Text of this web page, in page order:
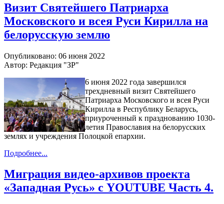
Визит Святейшего Патриарха
Московского и всея Руси Кирилла на
белорусскую землю
Опубликовано: 06 июня 2022
Автор: Редакция "ЗР"
6 июня 2022 года завершился
трехдневный визит Святейшего
Патриарха Московского и всея Руси
Кирилла в Республику Беларусь,
приуроченный к празднованию 1030-
летия Православия на белорусских
землях и учреждения Полоцкой епархии.
Подробнее...
Миграция видео-архивов проекта
«Западная Русь» с YOUTUBE Часть 4.